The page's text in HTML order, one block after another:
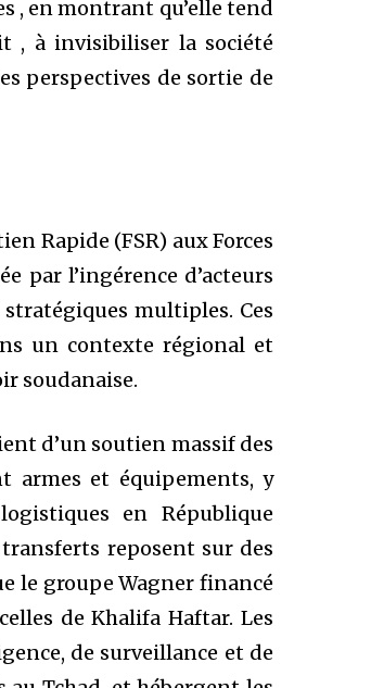
, en montrant qu’elle tend
, à invisibiliser la société
perspectives de sortie de
Rapide (FSR) aux Forces
par l’ingérence d’acteurs
multiples. Ces
un contexte régional et
soudanaise.
d’un soutien massif des
armes et équipements, y
en République
reposent sur des
le groupe Wagner financé
de Khalifa Haftar. Les
de surveillance et de